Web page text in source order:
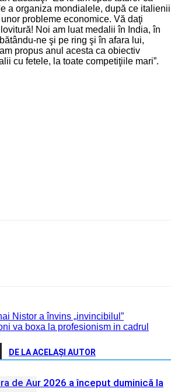
a organiza mondialele, după ce italienii
probleme economice. Vă daţi
Noi am luat medalii în India, în
ne şi pe ring şi în afara lui,
propus anul acesta ca obiectiv
cu fetele, la toate competiţiile mari”.
Nistor a învins „invincibilul”
va boxa la profesionism in cadrul
DE LA ACELAȘI AUTOR
de Aur 2026 a început duminică la